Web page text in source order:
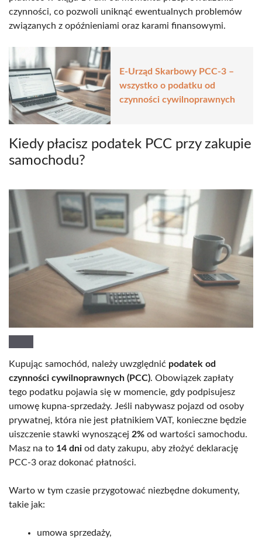
czynności, co pozwoli uniknąć ewentualnych problemów
związanych z opóźnieniami oraz karami finansowymi.
E-Urząd Skarbowy PCC-3 –
wszystko o podatku od
czynności cywilnoprawnych
Kiedy płacisz podatek PCC przy zakupie
samochodu?
Kupując samochód, należy uwzględnić podatek od
czynności cywilnoprawnych (PCC). Obowiązek zapłaty
tego podatku pojawia się w momencie, gdy podpisujesz
umowę kupna-sprzedaży. Jeśli nabywasz pojazd od osoby
prywatnej, która nie jest płatnikiem VAT, konieczne będzie
uiszczenie stawki wynoszącej 2% od wartości samochodu.
Masz na to 14 dni od daty zakupu, aby złożyć deklarację
PCC-3 oraz dokonać płatności.
Warto w tym czasie przygotować niezbędne dokumenty,
takie jak:
umowa sprzedaży,